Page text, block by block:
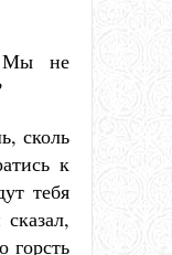
Мы не
сколь
к
тебя
горсть